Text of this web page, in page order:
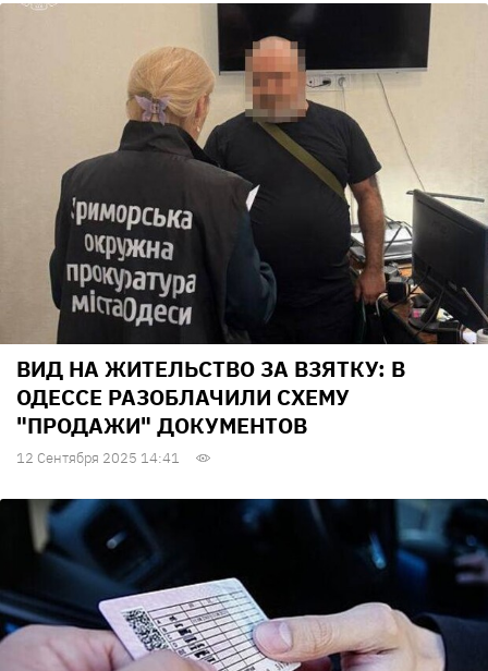
ВИД НА ЖИТЕЛЬСТВО ЗА ВЗЯТКУ: В
ОДЕССЕ РАЗОБЛАЧИЛИ СХЕМУ
"ПРОДАЖИ" ДОКУМЕНТОВ
12 Сентября 2025 14:41